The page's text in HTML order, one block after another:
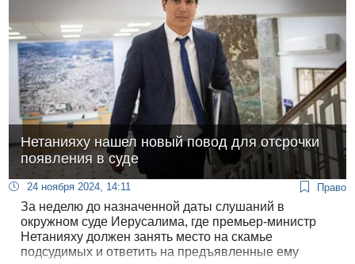
Нетанияху нашел новый повод для отсрочки
появления в суде
24 ноября 2024, 14:11 Право
За неделю до назначенной даты слушаний в
окружном суде Иерусалима, где премьер-министр
Нетанияху должен занять место на скамье
подсудимых и ответить на предъявленные ему